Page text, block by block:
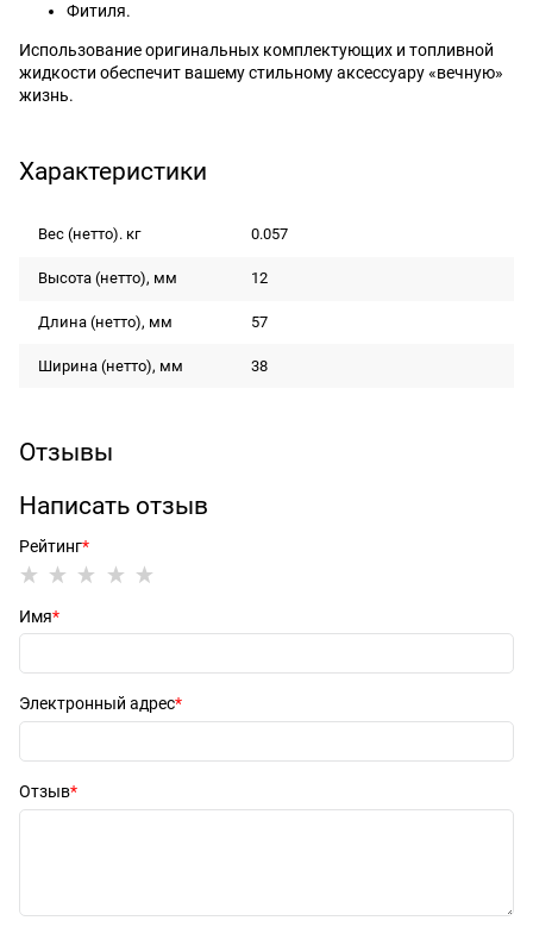
Фитиля.
Использование оригинальных комплектующих и топливной
жидкости обеспечит вашему стильному аксессуару «вечную»
жизнь.
Характеристики
Вес (нетто). кг 0.057
Высота (нетто), мм 12
Длина (нетто), мм 57
Ширина (нетто), мм 38
Отзывы
Написать отзыв
Рейтинг
Имя
Электронный адрес
Отзыв